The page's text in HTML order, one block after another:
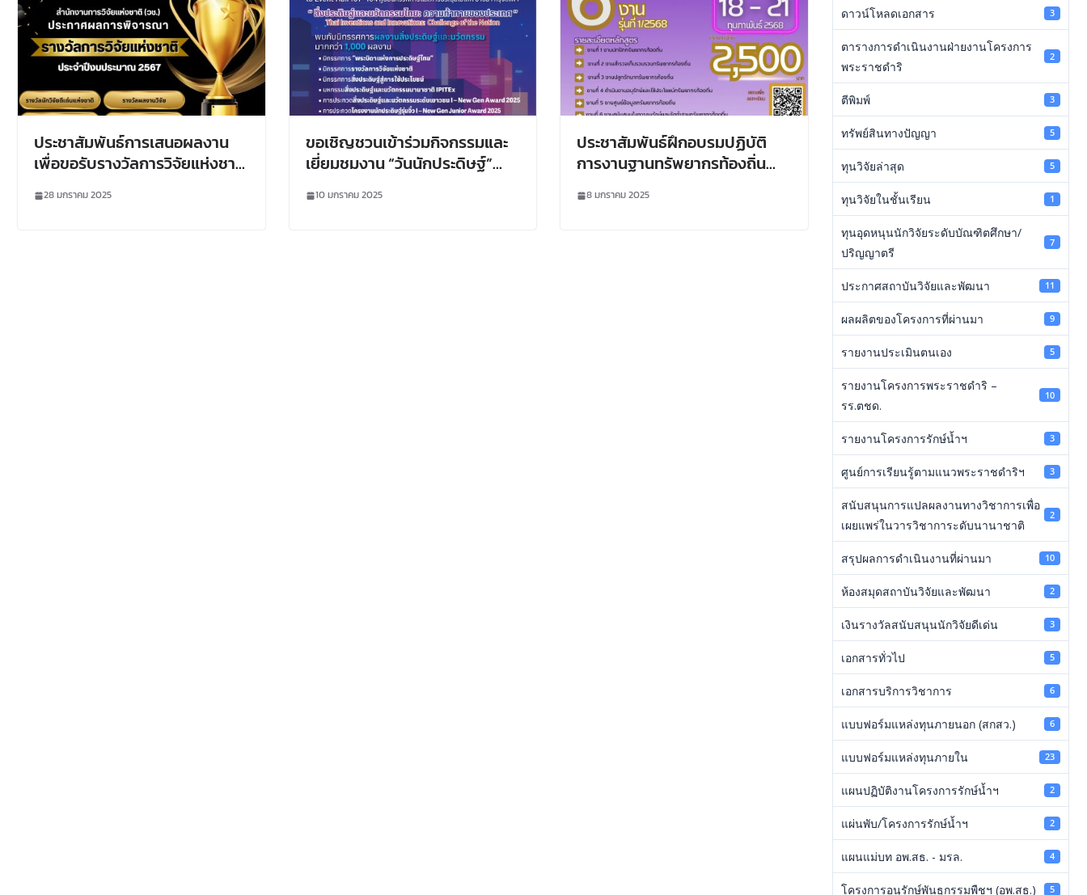
ประชาสัมพันธ์การเสนอผลงาน
เพื่อขอรับรางวัลการวิจัยแห่งชาติ
รางวัลผลงานวิจัย รางวัล
28 มกราคม 2025
ขอเชิญชวนเข้าร่วมกิจกรรมและ
เยี่ยมชมงาน “วันนักประดิษฐ์”
10 มกราคม 2025
ประชาสัมพันธ์ฝึกอบรมปฏิบัติ
การงานฐานทรัพยากรท้องถิ่น
8 มกราคม 2025
ดาวน์โหลดเอกสาร 3
ตารางการดำเนินงานฝ่ายงานโครงการ
พระราชดำริ
2
ตีพิมพ์ 3
ทรัพย์สินทางปัญญา 5
ทุนวิจัยล่าสุด 5
ทุนวิจัยในชั้นเรียน 1
ทุนอุดหนุนนักวิจัยระดับบัณฑิตศึกษา/
ปริญญาตรี
7
ประกาศสถาบันวิจัยและพัฒนา 11
ผลผลิตของโครงการที่ผ่านมา 9
รายงานประเมินตนเอง 5
รายงานโครงการพระราชดำริ –
รร.ตชด.
10
รายงานโครงการรักษ์น้ำฯ 3
ศูนย์การเรียนรู้ตามแนวพระราชดำริฯ 3
สนับสนุนการแปลผลงานทางวิชาการเพื่อ
เผยแพร่ในวารวิชาการะดับนานาชาติ
2
สรุปผลการดำเนินงานที่ผ่านมา 10
ห้องสมุดสถาบันวิจัยและพัฒนา 2
เงินรางวัลสนับสนุนนักวิจัยดีเด่น 3
เอกสารทั่วไป 5
เอกสารบริการวิชาการ 6
แบบฟอร์มแหล่งทุนภายนอก (สกสว.) 6
แบบฟอร์มแหล่งทุนภายใน 23
แผนปฏิบัติงานโครงการรักษ์น้ำฯ 2
แผ่นพับ/โครงการรักษ์น้ำฯ 2
แผนแม่บท อพ.สธ. - มรล. 4
โครงการอนุรักษ์พันธุกรรมพืชฯ (อพ.สธ.) 5